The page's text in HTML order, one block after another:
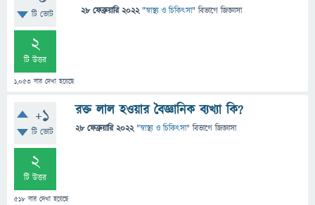
টি ভোট
2
টি উত্তর
1,053 বার দেখা হয়েছে
28 ফেব্রুয়ারি 2022 "স্বাস্থ্য ও চিকিৎসা" বিভাগে জিজ্ঞাসা
+1
টি ভোট
2
টি উত্তর
518 বার দেখা হয়েছে
রক্ত লাল হওয়ার বৈজ্ঞানিক ব্যখ্যা কি?
28 ফেব্রুয়ারি 2022 "স্বাস্থ্য ও চিকিৎসা" বিভাগে জিজ্ঞাসা